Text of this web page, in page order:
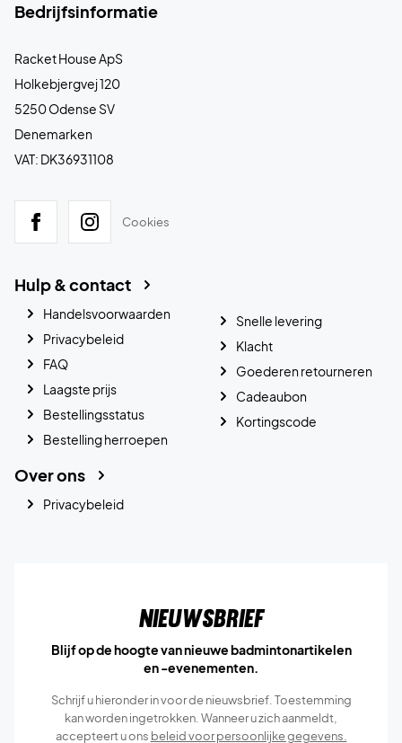
Bedrijfsinformatie
Racket House ApS
Holkebjergvej 120
5250 Odense SV
Denemarken
VAT: DK36931108
Cookies
Hulp & contact
Handelsvoorwaarden
Privacybeleid
FAQ
Laagste prijs
Bestellingsstatus
Bestelling herroepen
Snelle levering
Klacht
Goederen retourneren
Cadeaubon
Kortingscode
Over ons
Privacybeleid
Nieuwsbrief
Blijf op de hoogte van nieuwe badmintonartikelen
en -evenementen.
Schrijf u hieronder in voor de nieuwsbrief. Toestemming
kan worden ingetrokken. Wanneer u zich aanmeldt,
accepteert u ons beleid voor persoonlijke gegevens.